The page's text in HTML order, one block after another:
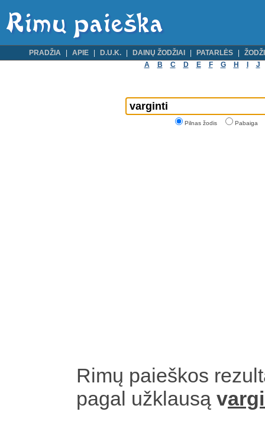
PRADŽIA APIE D.U.K. DAINŲ ŽODŽIAI PATARLĖS
A
B C D E F G H J
Pilnas žodis Pabaiga
Rimų paieškos
pagal užklausą v